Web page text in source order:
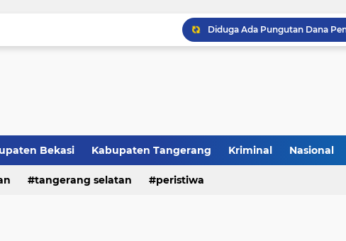
Bekasi Kabupaten Tangerang Kriminal Nasional
tangerang selatan peristiwa